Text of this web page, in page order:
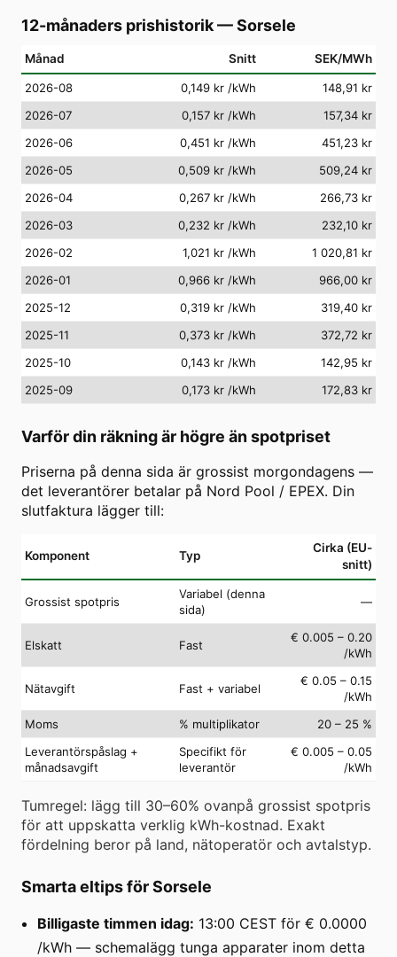
12-månaders prishistorik—Sorsele
Månad Snitt SEK/MWh
2026-08 0,149 kr /kWh
148,91 kr
2026-07
0,157 kr /kWh
157,34 kr
2026-06
0,451 kr /kWh
451,23 kr
2026-05
0,509 kr /kWh
509,24 kr
2026-04
0,267 kr /kWh
266,73 kr
2026-03
0,232 kr /kWh
232,10 kr
2026-02
1,021 kr /kWh
1 020,81 kr
2026-01
0,966 kr /kWh
966,00 kr
2025-12
0,319 kr /kWh
319,40 kr
2025-11
0,373 kr /kWh
372,72 kr
2025-10
0,143 kr /kWh
142,95 kr
2025-09
0,173 kr /kWh 172,83 kr
Varför din räkning är högre än spotpriset
Priserna på denna sida är grossist morgondagens —
det leverantörer betalar på Nord Pool / EPEX. Din
slutfaktura lägger till:
Komponent Typ
Cirka (EU-
snitt)
Grossist spotpris
Variabel (denna
sida)
—
Elskatt Fast
€ 0.005 – 0.20
/kWh
Nätavgift Fast + variabel
€ 0.05 – 0.15
/kWh
Moms
% multiplikator
20 – 25 %
Leverantörspåslag +
månadsavgift
Specifikt för
leverantör
€ 0.005 – 0.05
/kWh
Tumregel: lägg till 30–60% ovanpå grossist spotpris
för att uppskatta verklig kWh-kostnad. Exakt
fördelning beror på land, nätoperatör och avtalstyp.
Smarta eltips för Sorsele
Billigaste timmen idag: 13:00 CEST för € 0.0000
/kWh — schemalägg tunga apparater inom detta